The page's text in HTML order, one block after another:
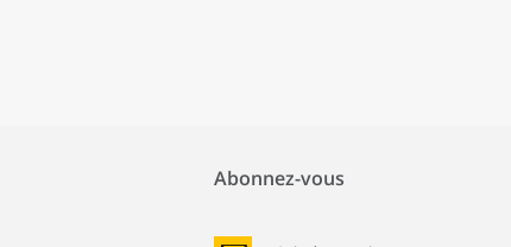
Abonnez-vous